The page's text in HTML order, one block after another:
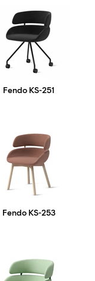
Fendo KS-251
Fendo KS-253